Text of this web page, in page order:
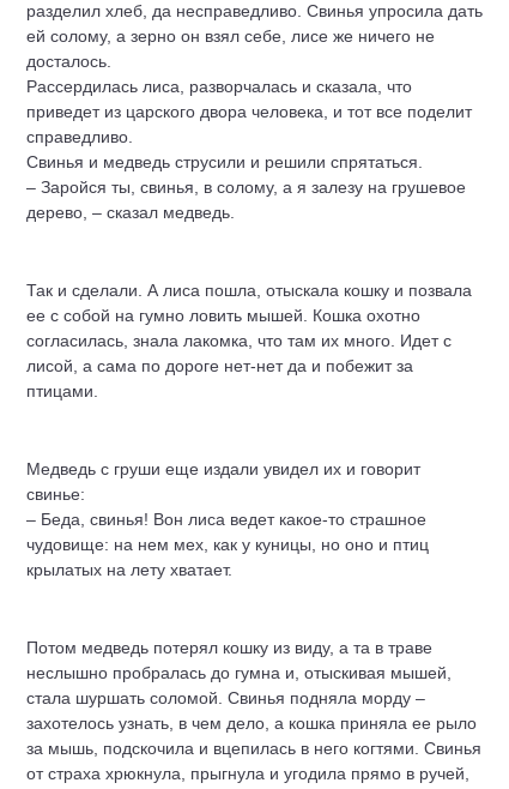
разделил хлеб, да несправедливо. Свинья упросила дать
ей солому, а зерно он взял себе, лисе же ничего не
досталось.
Рассердилась лиса, разворчалась и сказала, что
приведет из царского двора человека, и тот все поделит
справедливо.
Свинья и медведь струсили и решили спрятаться.
– Заройся ты, свинья, в солому, а я залезу на грушевое
дерево, – сказал медведь.
Так и сделали. А лиса пошла, отыскала кошку и позвала
ее с собой на гумно ловить мышей. Кошка охотно
согласилась, знала лакомка, что там их много. Идет с
лисой, а сама по дороге нет-нет да и побежит за
птицами.
Медведь с груши еще издали увидел их и говорит
свинье:
– Беда, свинья! Вон лиса ведет какое-то страшное
чудовище: на нем мех, как у куницы, но оно и птиц
крылатых на лету хватает.
Потом медведь потерял кошку из виду, а та в траве
неслышно пробралась до гумна и, отыскивая мышей,
стала шуршать соломой. Свинья подняла морду –
захотелось узнать, в чем дело, а кошка приняла ее рыло
за мышь, подскочила и вцепилась в него когтями. Свинья
от страха хрюкнула, прыгнула и угодила прямо в ручей,